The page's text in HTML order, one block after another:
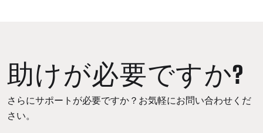
助けが必要ですか?
さらにサポートが必要ですか？お気軽にお問い合わせくだ
さい。